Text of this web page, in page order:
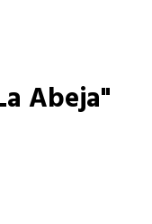
Abeja"